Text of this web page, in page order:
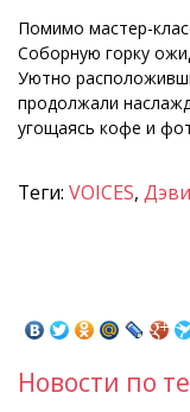
Помимо мастер-
Соборную горку
Уютно
продолжали
угощаясь кофе и
Теги: VOICES,
Новости по